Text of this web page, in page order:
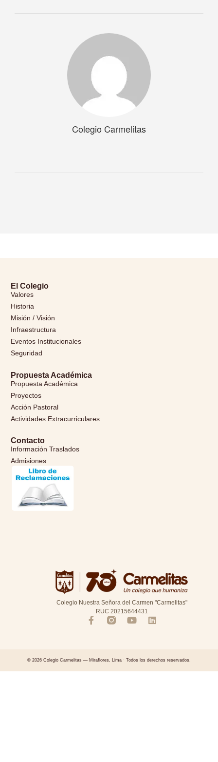
Colegio Carmelitas
Colegio Nuestra Señora del Carmen "Carmelitas"
RUC 20215644431
El Colegio
Valores
Historia
Misión / Visión
Infraestructura
Eventos Institucionales
Seguridad
Propuesta Académica
Propuesta Académica
Proyectos
Acción Pastoral
Actividades Extracurriculares
Contacto
Información Traslados
Admisiones
© 2026 Colegio Carmelitas — Miraflores, Lima · Todos los derechos reservados.